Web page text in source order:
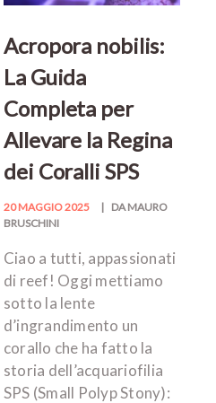
Acropora nobilis:
La Guida
Completa per
Allevare la Regina
dei Coralli SPS
20 MAGGIO 2025
DA MAURO
BRUSCHINI
Ciao a tutti, appassionati
di reef! Oggi mettiamo
sotto la lente
d’ingrandimento un
corallo che ha fatto la
storia dell’acquariofilia
SPS (Small Polyp Stony):